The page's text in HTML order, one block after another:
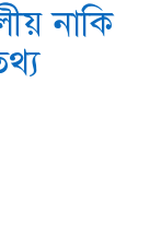
নাকি